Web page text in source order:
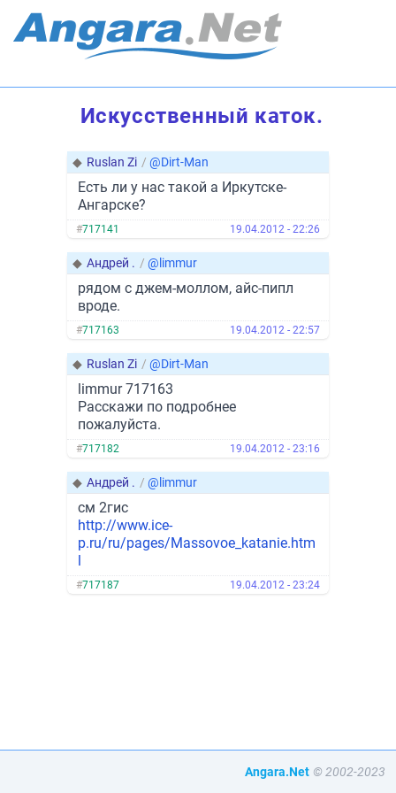
Искусственный каток.
◆ Ruslan Zi / @Dirt-Man
Есть ли у нас такой а Иркутске-
Ангарске?
#717141 19.04.2012 - 22:26
◆ Андрей . / @limmur
рядом с джем-моллом, айс-пипл
вроде.
#717163 19.04.2012 - 22:57
◆ Ruslan Zi / @Dirt-Man
limmur 717163
Расскажи по подробнее
пожалуйста.
#717182 19.04.2012 - 23:16
◆ Андрей . / @limmur
см 2гис
http://www.ice-
p.ru/ru/pages/Massovoe_katanie.htm
l
#717187 19.04.2012 - 23:24
Angara.Net © 2002-2023